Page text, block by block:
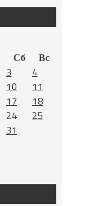
Сб
Вс
3
4
10
11
17
18
24
25
31